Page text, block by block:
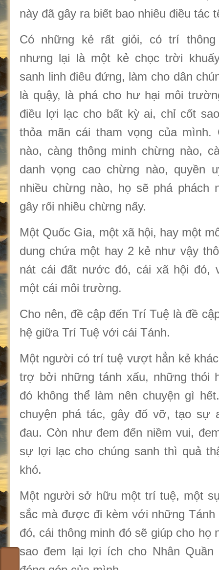
này đã gây ra biết bao nhiêu điều tác
Có những kẻ rất giỏi, có trí
nhưng lại là một kẻ chọc trời
sanh linh điêu đứng, làm cho dân
là quậy, là phá cho hư hại môi
điều lợi lạc cho bất kỳ ai, chỉ cốt
thỏa mãn cái tham vọng của mình.
nào, càng thông minh chừng nào,
danh vọng cao chừng nào, quyền
nhiều chừng nào, họ sẽ phá phách
gây rối nhiều chừng nấy.
Một Quốc Gia, một xã hội, hay một
dung chứa một hay 2 kẻ như vậy
nát cái đất nước đó, cái xã hội đó,
một cái môi trường.
Cho nên, đề cập đến Trí Tuệ là đề
hệ giữa Trí Tuệ với cái Tánh.
Một người có trí tuệ vượt hẳn kẻ
trợ bởi những tánh xấu, những thói
đó không thể làm nên chuyện gì
chuyện phá tác, gây đổ vỡ, tạo sự
đau. Còn như đem đến niềm vui,
sự lợi lạc cho chúng sanh thì quả
khó.
Một người sở hữu một trí tuệ, một
sắc mà được đi kèm với những
đó, cái thông minh đó sẽ giúp cho họ
sao đem lại lợi ích cho Nhân